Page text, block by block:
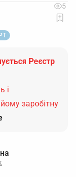
5
Реєстр
і
заробітну